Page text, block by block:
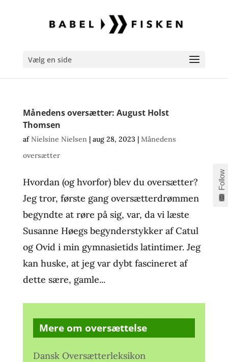
Vælg en side
Månedens oversætter: August Holst
Thomsen
afNielsine Nielsen| aug 28, 2023| Månedens
oversætter
Hvordan (og hvorfor) blev du oversætter?
Jeg tror, første gang oversætterdrømmen
begyndte at røre på sig, var, da vi læste
Susanne Høegs begynderstykker af Catul
og Ovid i min gymnasietids latintimer. Jeg
kan huske, at jeg var dybt fascineret af
dette sære, gamle...
Mere om oversættelse
Dansk Oversætterleksikon
Follow